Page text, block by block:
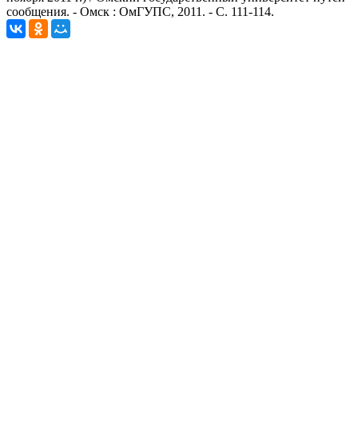
сообщения. - Омск : ОмГУПС, 2011. - С. 111-114.